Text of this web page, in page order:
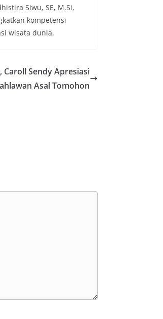
Siwu, SE, M.Si,
kompetensi
wisata dunia.
Caroll Sendy Apresiasi
Asal Tomohon